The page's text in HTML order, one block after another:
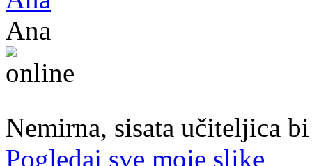
Ana
Nemirna, sisata učiteljica
Pogledaj sve moje slike